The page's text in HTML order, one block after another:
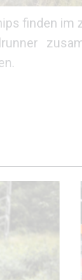
finden